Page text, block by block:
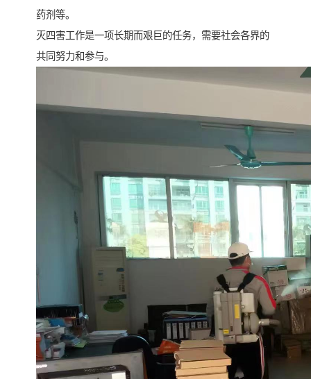
药剂等。
灭四害工作是一项长期而艰巨的任务，需要社会各界的
共同努力和参与。